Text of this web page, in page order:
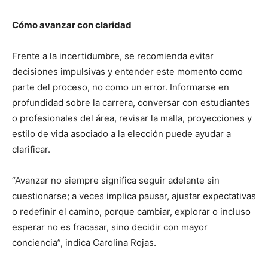
Cómo avanzar con claridad
Frente a la incertidumbre, se recomienda evitar
decisiones impulsivas y entender este momento como
parte del proceso, no como un error. Informarse en
profundidad sobre la carrera, conversar con estudiantes
o profesionales del área, revisar la malla, proyecciones y
estilo de vida asociado a la elección puede ayudar a
clarificar.
“Avanzar no siempre significa seguir adelante sin
cuestionarse; a veces implica pausar, ajustar expectativas
o redefinir el camino, porque cambiar, explorar o incluso
esperar no es fracasar, sino decidir con mayor
conciencia”, indica Carolina Rojas.